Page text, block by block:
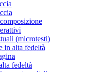
(microtesti)
in alta fedeltà
fedeltà